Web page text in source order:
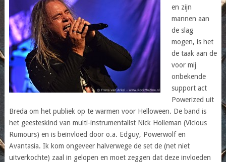
en zijn
mannen aan
de slag
mogen, is het
de taak aan de
voor mij
onbekende
support act
Powerized uit
Breda om het publiek op te warmen voor Helloween. De band is
het geesteskind van multi-instrumentalist Nick Holleman (Vicious
Rumours) en is beïnvloed door o.a. Edguy, Powerwolf en
Avantasia. Ik kom ongeveer halverwege de set de (net niet
uitverkochte) zaal in gelopen en moet zeggen dat deze invloeden